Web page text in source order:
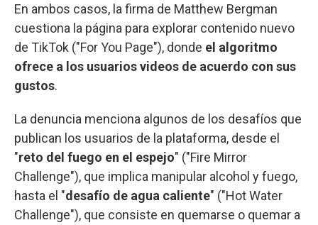
En ambos casos, la firma de Matthew Bergman
cuestiona la página para explorar contenido nuevo
de TikTok ("For You Page"), donde el algoritmo
ofrece a los usuarios videos de acuerdo con sus
gustos.
La denuncia menciona algunos de los desafíos que
publican los usuarios de la plataforma, desde el
"reto del fuego en el espejo" ("Fire Mirror
Challenge"), que implica manipular alcohol y fuego,
hasta el "desafío de agua caliente" ("Hot Water
Challenge"), que consiste en quemarse o quemar a